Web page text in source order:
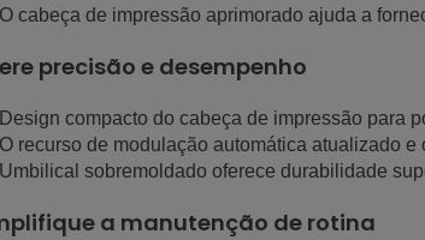
O cabeça de impressão aprimorado ajuda a
precisão e desempenho
Design compacto do cabeça de impressão para
O recurso de modulação automática atualizado
Umbilical sobremoldado oferece durabilidade
a manutenção de rotina